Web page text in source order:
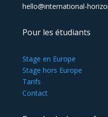
hello@international-
Pour les étudiants
Stage en Europe
Stage hors Europe
Tarifs
Contact